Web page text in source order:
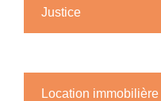
Justice
Location immobilière